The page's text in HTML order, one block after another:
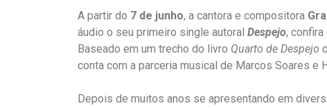
A partir do 7 de junho, a cantora e compositora
áudio o seu primeiro single autoral Despejo, confira
Baseado em um trecho do livro Quarto de Despejo
conta com a parceria musical de Marcos Soares e
Depois de muitos anos se apresentando em